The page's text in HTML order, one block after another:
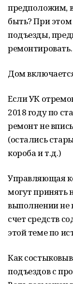
предположим, в
быть? При
подъезды,
ремонтировать.
Дом
Если УК
2018 году по
ремонт не
(остались
короба и т.д.)
Управляющая
могут принять
выполнении не
счет средств
этой теме по
Как
подъездов с